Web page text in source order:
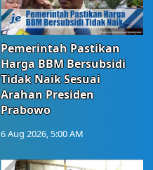
Pemerintah Pastikan
Harga BBM Bersubsidi
Tidak Naik Sesuai
Arahan Presiden
Prabowo
6 Aug 2026, 5:00 AM